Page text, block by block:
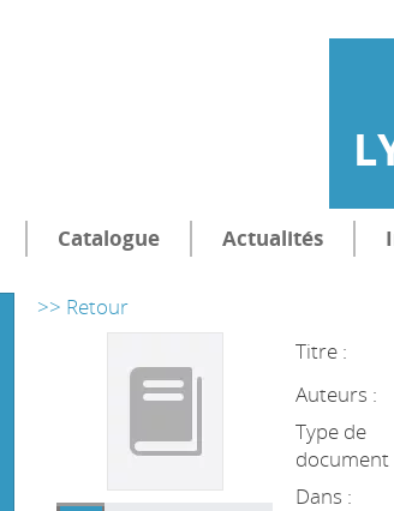
Catalogue Actualités
>> Retour
Titre :
Auteurs :
Type de
document
Dans :